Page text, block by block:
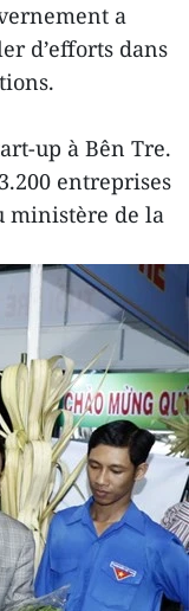
a
d’efforts dans
up à Bên Tre.
entreprises
ministère de la